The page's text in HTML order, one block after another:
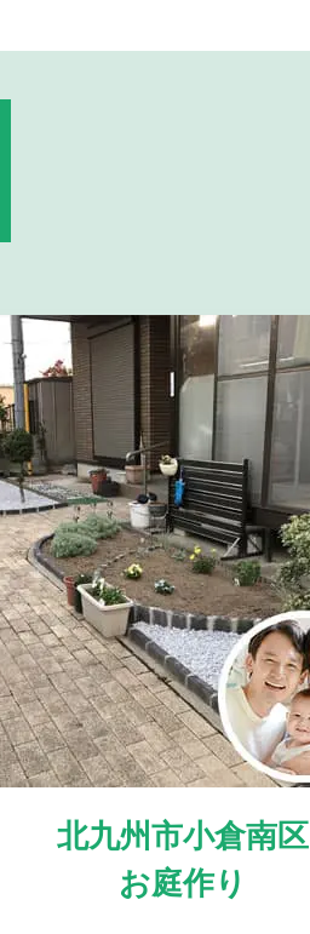
北九州市小倉南区
お庭作り